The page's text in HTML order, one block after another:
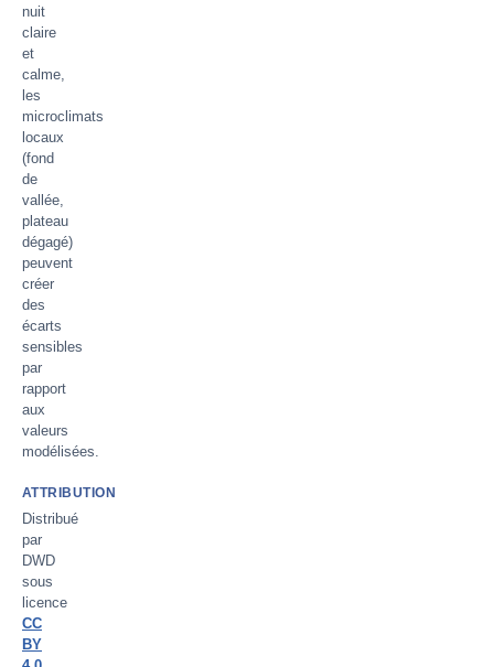
nuit
claire
et
calme,
les
microclimats
locaux
(fond
de
vallée,
plateau
dégagé)
peuvent
créer
des
écarts
sensibles
par
rapport
aux
valeurs
modélisées.
ATTRIBUTION
Distribué
par
DWD
sous
licence
CC
BY